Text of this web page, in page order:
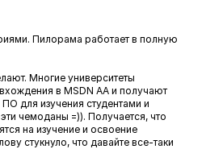
Пилорама работает в полную
Многие университеты
в MSDN AA и получают
для изучения студентами и
чемоданы =)). Получается, что
на изучение и освоение
стукнуло, что давайте все-таки